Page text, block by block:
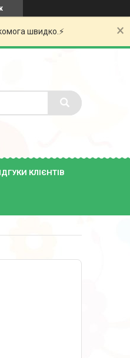
швидко.⚡️
КЛІЄНТІВ